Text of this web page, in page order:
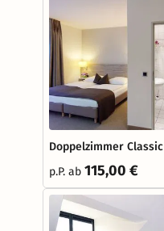
Doppelzimmer Classic
p.P. ab 115,00 €